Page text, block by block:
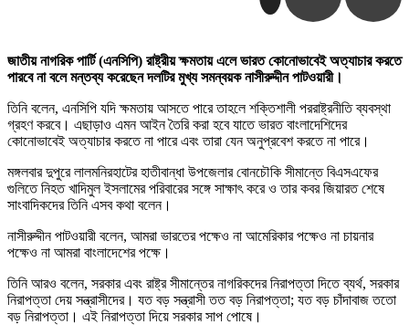
জাতীয় নাগরিক পার্টি (এনসিপি) রাষ্ট্রীয় ক্ষমতায় এলে ভারত কোনোভাবেই অত্যাচার করতে
পারবে না বলে মন্তব্য করেছেন দলটির মুখ্য সমন্বয়ক নাসীরুদ্দীন পাটওয়ারী।
তিনি বলেন, এনসিপি যদি ক্ষমতায় আসতে পারে তাহলে শক্তিশালী পররাষ্ট্রনীতি ব্যবস্থা
গ্রহণ করবে। এছাড়াও এমন আইন তৈরি করা হবে যাতে ভারত বাংলাদেশিদের
কোনোভাবেই অত্যাচার করতে না পারে এবং তারা যেন অনুপ্রবেশ করতে না পারে।
মঙ্গলবার দুপুরে লালমনিরহাটের হাতীবান্ধা উপজেলার বোনচৌকি সীমান্তে বিএসএফের
গুলিতে নিহত খাদিমুল ইসলামের পরিবারের সঙ্গে সাক্ষাৎ করে ও তার কবর জিয়ারত শেষে
সাংবাদিকদের তিনি এসব কথা বলেন।
নাসীরুদ্দীন পাটওয়ারী বলেন, আমরা ভারতের পক্ষেও না আমেরিকার পক্ষেও না চায়নার
পক্ষেও না আমরা বাংলাদেশের পক্ষে।
তিনি আরও বলেন, সরকার এবং রাষ্ট্র সীমান্তের নাগরিকদের নিরাপত্তা দিতে ব্যর্থ, সরকার
নিরাপত্তা দেয় সন্ত্রাসীদের। যত বড় সন্ত্রাসী তত বড় নিরাপত্তা; যত বড় চাঁদাবাজ ততো
বড় নিরাপত্তা। এই নিরাপত্তা দিয়ে সরকার সাপ পোষে।